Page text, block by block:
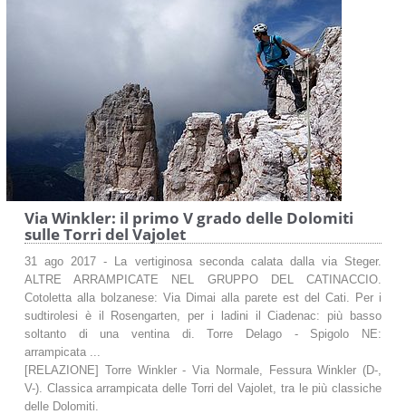
Via Winkler: il primo V grado delle Dolomiti
sulle Torri del Vajolet
31 ago 2017 - La vertiginosa seconda calata dalla via Steger.
ALTRE ARRAMPICATE NEL GRUPPO DEL CATINACCIO.
Cotoletta alla bolzanese: Via Dimai alla parete est del Cati. Per i
sudtirolesi è il Rosengarten, per i ladini il Ciadenac: più basso
soltanto di una ventina di. Torre Delago - Spigolo NE:
arrampicata ...
[RELAZIONE] Torre Winkler - Via Normale, Fessura Winkler (D-,
V-). Classica arrampicata delle Torri del Vajolet, tra le più classiche
delle Dolomiti.